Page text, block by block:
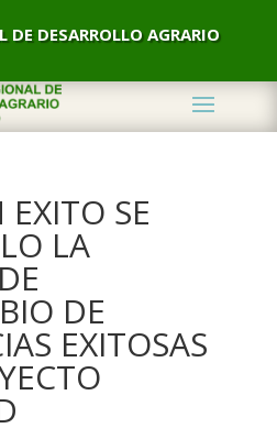
DE DESARROLLO AGRARIO
SE
LA
DE
EXITOSAS